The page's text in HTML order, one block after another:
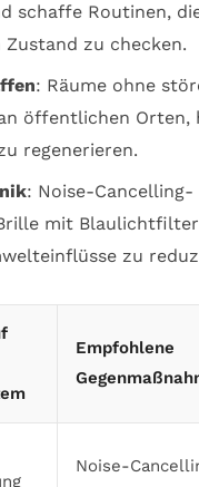
schaffe Routinen,
zu checken.
: Räume ohne
öffentlichen Orten,
regenerieren.
: Noise-Cancelling-
mit
zu
Empfohlene
Noise-